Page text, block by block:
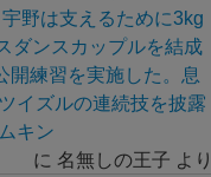
野は支えるために3kg
ダンスカップルを結成
開練習を実施した。息
イズルの連続技を披露
キン
に 名無しの王子 より